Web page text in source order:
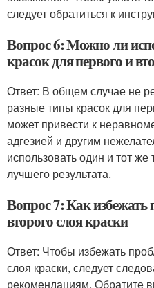
следует обратиться к
Вопрос 6: Можно ли
красок для первого и
Ответ: В общем случае не
разные типы красок для
может привести к
адгезией и другим
использовать один и тот
лучшего результата.
Вопрос 7: Как избежать
второго слоя краски
Ответ: Чтобы избежать
слоя краски, следует
рекомендациям. Обратите